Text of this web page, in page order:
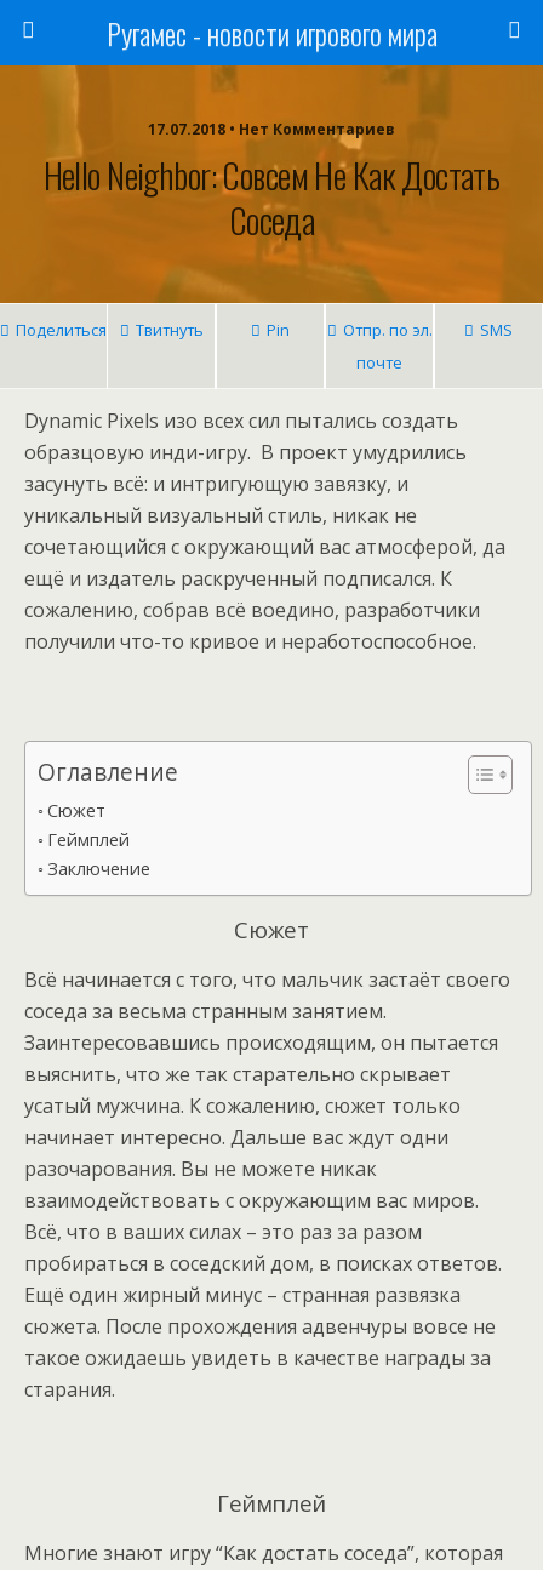
Ругамес - новости игрового мира
17.07.2018 • Нет Комментариев
Hello Neighbor: Совсем Не Как Достать
Соседа
Поделиться Твитнуть Pin
Отпр. по эл.
почте
SMS
Dynamic Pixels изо всех сил пытались создать
образцовую инди-игру. В проект умудрились
засунуть всё: и интригующую завязку, и
уникальный визуальный стиль, никак не
сочетающийся с окружающий вас атмосферой, да
ещё и издатель раскрученный подписался. К
сожалению, собрав всё воедино, разработчики
получили что-то кривое и неработоспособное.
Оглавление
Сюжет
Геймплей
Заключение
Сюжет
Всё начинается с того, что мальчик застаёт своего
соседа за весьма странным занятием.
Заинтересовавшись происходящим, он пытается
выяснить, что же так старательно скрывает
усатый мужчина. К сожалению, сюжет только
начинает интересно. Дальше вас ждут одни
разочарования. Вы не можете никак
взаимодействовать с окружающим вас миров.
Всё, что в ваших силах – это раз за разом
пробираться в соседский дом, в поисках ответов.
Ещё один жирный минус – странная развязка
сюжета. После прохождения адвенчуры вовсе не
такое ожидаешь увидеть в качестве награды за
старания.
Геймплей
Многие знают игру “Как достать соседа”, которая